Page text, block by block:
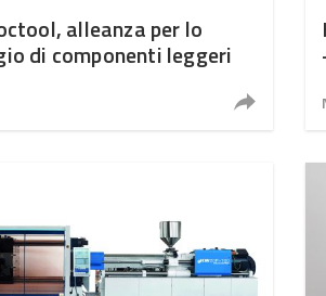
alleanza per lo
di componenti leggeri